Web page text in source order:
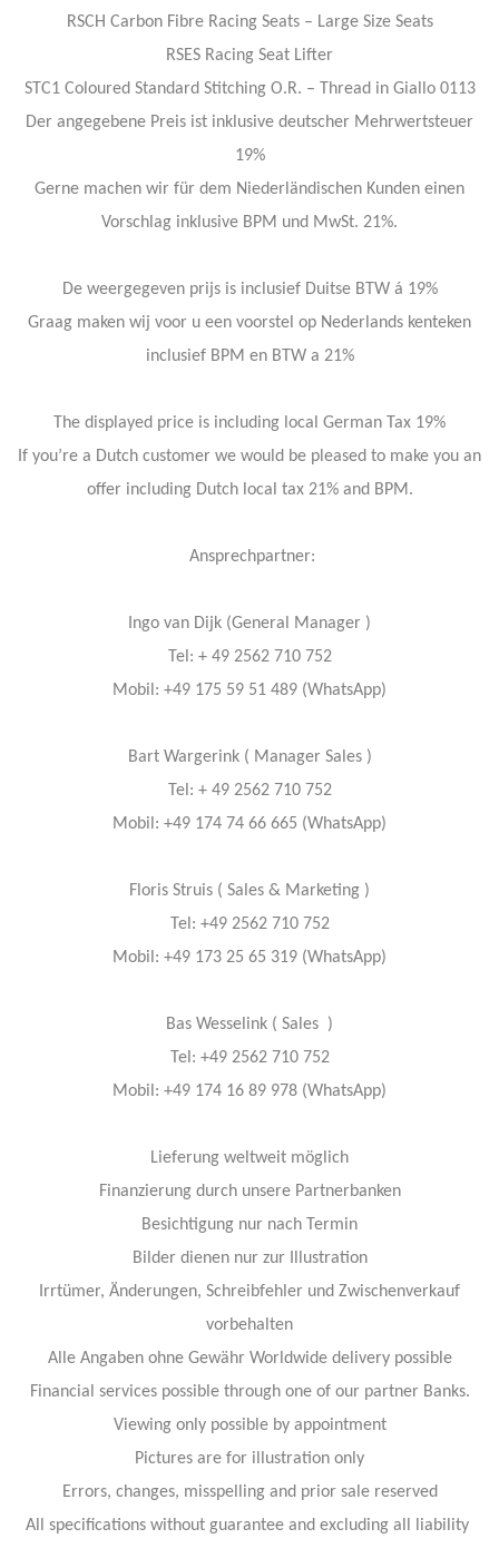
RSCH Carbon Fibre Racing Seats – Large Size Seats
RSES Racing Seat Lifter
STC1 Coloured Standard Stitching O.R. – Thread in Giallo 0113
Der angegebene Preis ist inklusive deutscher Mehrwertsteuer
19%
Gerne machen wir für dem Niederländischen Kunden einen
Vorschlag inklusive BPM und MwSt. 21%.
De weergegeven prijs is inclusief Duitse BTW á 19%
Graag maken wij voor u een voorstel op Nederlands kenteken
inclusief BPM en BTW a 21%
The displayed price is including local German Tax 19%
If you’re a Dutch customer we would be pleased to make you an
offer including Dutch local tax 21% and BPM.
Ansprechpartner:
Ingo van Dijk (General Manager )
Tel: + 49 2562 710 752
Mobil: +49 175 59 51 489 (WhatsApp)
Bart Wargerink ( Manager Sales )
Tel: + 49 2562 710 752
Mobil: +49 174 74 66 665 (WhatsApp)
Floris Struis ( Sales & Marketing )
Tel: +49 2562 710 752
Mobil: +49 173 25 65 319 (WhatsApp)
Bas Wesselink ( Sales )
Tel: +49 2562 710 752
Mobil: +49 174 16 89 978 (WhatsApp)
Lieferung weltweit möglich
Finanzierung durch unsere Partnerbanken
Besichtigung nur nach Termin
Bilder dienen nur zur Illustration
Irrtümer, Änderungen, Schreibfehler und Zwischenverkauf
vorbehalten
Alle Angaben ohne Gewähr Worldwide delivery possible
Financial services possible through one of our partner Banks.
Viewing only possible by appointment
Pictures are for illustration only
Errors, changes, misspelling and prior sale reserved
All specifications without guarantee and excluding all liability